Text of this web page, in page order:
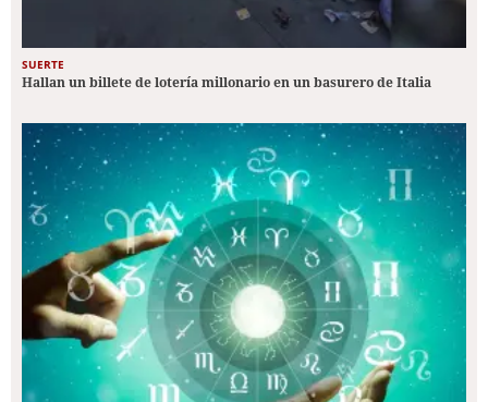
SUERTE
Hallan un billete de lotería millonario en un basurero de Italia